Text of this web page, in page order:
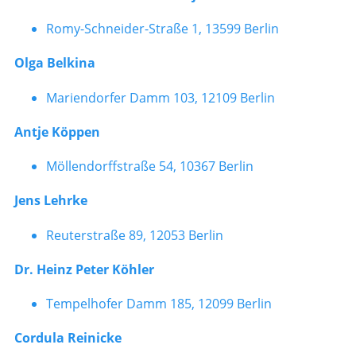
Romy-Schneider-Straße 1, 13599 Berlin
Olga Belkina
Mariendorfer Damm 103, 12109 Berlin
Antje Köppen
Möllendorffstraße 54, 10367 Berlin
Jens Lehrke
Reuterstraße 89, 12053 Berlin
Dr. Heinz Peter Köhler
Tempelhofer Damm 185, 12099 Berlin
Cordula Reinicke